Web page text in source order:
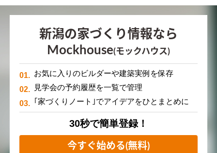
新潟の家づくり情報なら
Mockhouse(モックハウス)
お気に入りのビルダーや建築実例を保存
見学会の予約履歴を一覧で管理
｢家づくりノート｣でアイデアをひとまとめに
30秒で簡単登録！
今すぐ始める(無料)